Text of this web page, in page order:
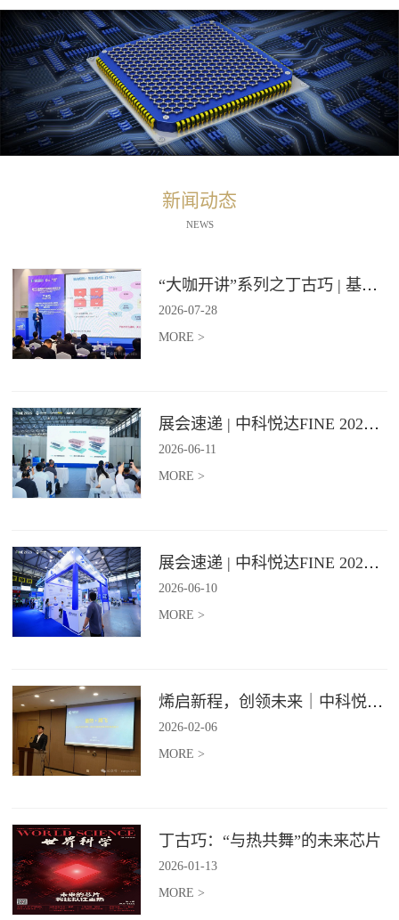
新闻动态
NEWS
“大咖开讲”系列之丁古巧 | 基于石墨烯材料的纵向导热技术报告
2026-07-28
MORE >
展会速递 | 中科悦达FINE 2026 Day2精彩继续
2026-06-11
MORE >
展会速递 | 中科悦达FINE 2026 Day1精彩呈现
2026-06-10
MORE >
烯启新程，创领未来｜中科悦达2025年度总结表彰大会圆满召开！
2026-02-06
MORE >
丁古巧：“与热共舞”的未来芯片
2026-01-13
MORE >